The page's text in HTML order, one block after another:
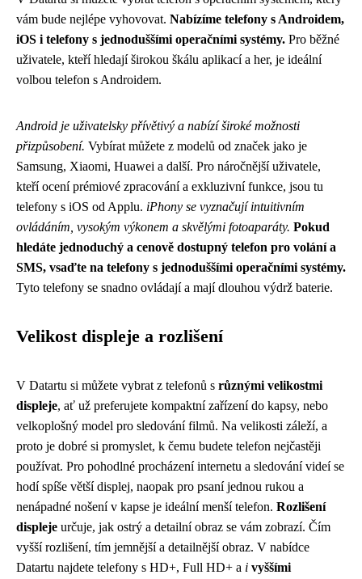
vám bude nejlépe vyhovovat. Nabízíme telefony s Androidem,
iOS i telefony s jednoduššími operačními systémy. Pro běžné
uživatele, kteří hledají širokou škálu aplikací a her, je ideální
volbou telefon s Androidem.
Android je uživatelsky přívětivý a nabízí široké možnosti
přizpůsobení. Vybírat můžete z modelů od značek jako je
Samsung, Xiaomi, Huawei a další. Pro náročnější uživatele,
kteří ocení prémiové zpracování a exkluzivní funkce, jsou tu
telefony s iOS od Applu. iPhony se vyznačují intuitivním
ovládáním, vysokým výkonem a skvělými fotoaparáty. Pokud
hledáte jednoduchý a cenově dostupný telefon pro volání a
SMS, vsaďte na telefony s jednoduššími operačními systémy.
Tyto telefony se snadno ovládají a mají dlouhou výdrž baterie.
Velikost displeje a rozlišení
V Datartu si můžete vybrat z telefonů s různými velikostmi
displeje, ať už preferujete kompaktní zařízení do kapsy, nebo
velkoplošný model pro sledování filmů. Na velikosti záleží, a
proto je dobré si promyslet, k čemu budete telefon nejčastěji
používat. Pro pohodlné procházení internetu a sledování videí se
hodí spíše větší displej, naopak pro psaní jednou rukou a
nenápadné nošení v kapse je ideální menší telefon. Rozlišení
displeje určuje, jak ostrý a detailní obraz se vám zobrazí. Čím
vyšší rozlišení, tím jemnější a detailnější obraz. V nabídce
Datartu najdete telefony s HD+, Full HD+ a i vyššími